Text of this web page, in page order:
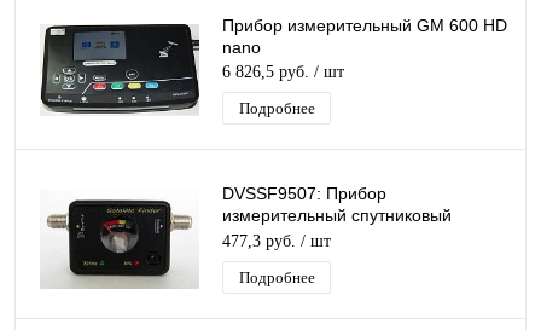
Прибор измерительный GM 600 HD
nano
6 826,5 руб. / шт
Подробнее
DVSSF9507: Прибор
измерительный спутниковый
стрелочный со круглым окном
индикацией DiViSat (200)
477,3 руб. / шт
Подробнее